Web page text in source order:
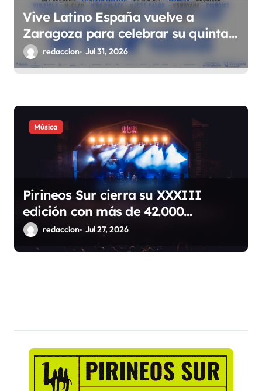
Vive Latino España vuelve a
Zaragoza para celebrar su quinta
edición el 4 y 5 de septiembre en el
Espacio Expo
redaccion Jul 31, 2026
Música
Pirineos Sur cierra su XXXIII
edición con más de 42.000
espectadores, cuatro sold out y
récord de público familiar
redaccion Jul 27, 2026